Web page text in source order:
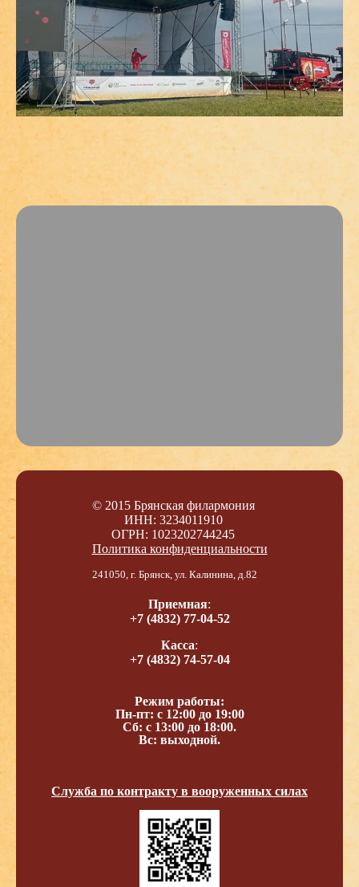
© 2015 Брянская филармония
ИНН: 3234011910
ОГРН: 1023202744245
Политика конфиденциальности
241050, г. Брянск, ул. Калинина, д.82
Приемная:
+7 (4832) 77-04-52
Касса:
+7 (4832) 74-57-04
Режим работы:
Пн-пт: с 12:00 до 19:00
Сб: с 13:00 до 18:00.
Вс: выходной.
Служба по контракту в вооруженных силах